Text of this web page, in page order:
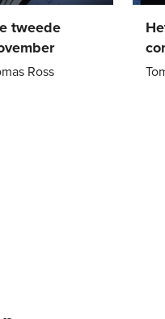
tweede
Ross